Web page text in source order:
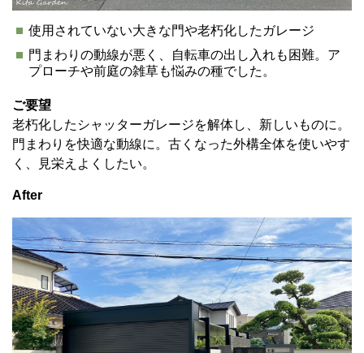
使用されていない大きな門や老朽化したガレージ
門まわりの動線が悪く、自転車の出し入れも困難。ア
プローチや前庭の雑草も悩みの種でした。
ご要望
老朽化したシャッターガレージを解体し、新しいものに。
門まわりを快適な動線に。古くなった外構全体を使いやす
く、見栄えよくしたい。
After